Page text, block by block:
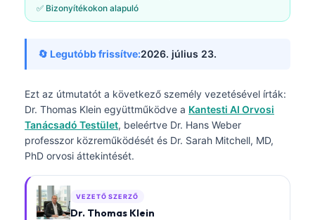
✅ Bizonyítékokon alapuló
🔄 Legutóbb frissítve:2026. július 23.
Ezt az útmutatót a következő személy vezetésével írták:
Dr. Thomas Klein együttműködve a Kantesti AI Orvosi
Tanácsadó Testület, beleértve Dr. Hans Weber
professzor közreműködését és Dr. Sarah Mitchell, MD,
PhD orvosi áttekintését.
VEZETŐ SZERZŐ
Dr. Thomas Klein